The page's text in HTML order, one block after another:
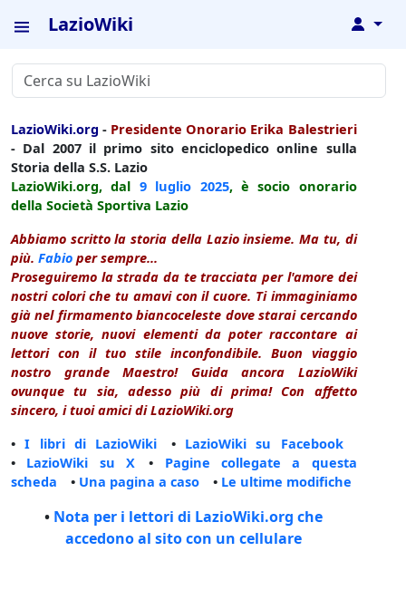
LazioWiki ↓
LazioWiki.org - Presidente Onorario Erika Balestrieri
- Dal 2007 il primo sito enciclopedico online sulla
Storia della S.S. Lazio
LazioWiki.org, dal 9 luglio 2025, è socio onorario
della Società Sportiva Lazio
Abbiamo scritto la storia della Lazio insieme. Ma tu, di
più. Fabio per sempre...
Proseguiremo la strada da te tracciata per l'amore dei
nostri colori che tu amavi con il cuore. Ti immaginiamo
già nel firmamento biancoceleste dove starai cercando
nuove storie, nuovi elementi da poter raccontare ai
lettori con il tuo stile inconfondibile. Buon viaggio
nostro grande Maestro! Guida ancora LazioWiki
ovunque tu sia, adesso più di prima! Con affetto
sincero, i tuoi amici di LazioWiki.org
•I libri di LazioWiki • LazioWiki su Facebook
• LazioWiki su X • Pagine collegate a questa
scheda • Una pagina a caso • Le ultime modifiche
• Nota per i lettori di LazioWiki.org che
accedono al sito con un cellulare